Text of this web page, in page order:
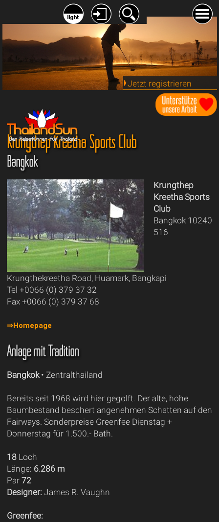
Jetzt registrieren
Krungthep Kreetha Sports Club
Bangkok
Krungthep
Kreetha Sports
Club
Bangkok 10240
516
Krungthekreetha Road, Huamark, Bangkapi
Tel +0066 (0) 379 37 32
Fax +0066 (0) 379 37 68
⇒Homepage
Anlage mit Tradition
Bangkok• Zentralthailand
Bereits seit 1968 wird hier gegolft. Der alte, hohe
Baumbestand beschert angenehmen Schatten auf den
Fairways. Sonderpreise Greenfee Dienstag +
Donnerstag für 1.500.- Bath.
18Loch
Länge: 6.286 m
Par 72
Designer: James R. Vaughn
Greenfee: